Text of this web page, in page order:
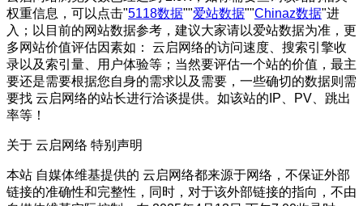
权重信息，可以点击"5118数据""爱站数据""Chinaz数据"进
入；以目前的网站数据参考，建议大家请以爱站数据为准，更
多网站价值评估因素如： 云启网络的访问速度、搜索引擎收
录以及索引量、用户体验等；当然要评估一个站的价值，最主
要还是需要根据您自身的需求以及需要，一些确切的数据则需
要找 云启网络的站长进行洽谈提供。如该站的IP、PV、跳出
率等！
关于 云启网络 特别声明
本站 自媒体维基提供的 云启网络都来源于网络，不保证外部
链接的准确性和完整性，同时，对于该外部链接的指向，不由